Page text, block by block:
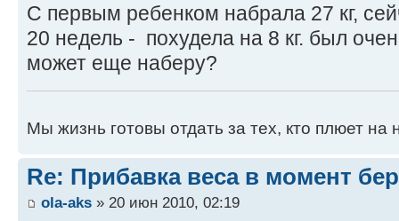
С первым ребенком набрала 27 кг,
20 недель - похудела на 8 кг. был
может еще наберу?
Мы жизнь готовы отдать за тех, кто плюет на
Re: Прибавка веса в момент
ola-aks » 20 июн 2010, 02:19